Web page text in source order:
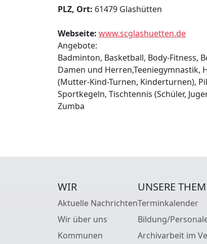
PLZ, Ort: 61479 Glashütten
Webseite: www.scglashuetten.de
Angebote:
Badminton, Basketball, Body-Fitness,
Damen und Herren,Teeniegymnastik,
(Mutter-Kind-Turnen, Kinderturnen),
Sportkegeln, Tischtennis (Schüler,
Zumba
WIR
Aktuelle Nachrichten
Wir über uns
Kommunen
UNSERE
Terminkalender
Bildung/
Archivarbeit im